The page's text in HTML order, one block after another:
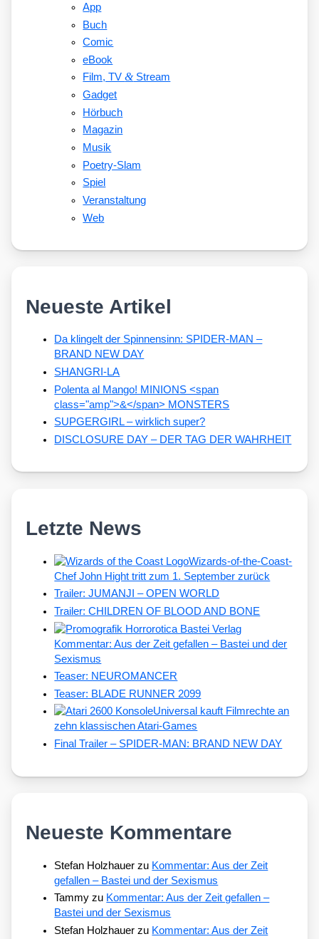
App
Buch
Comic
eBook
Film, TV&Stream
Gadget
Hörbuch
Magazin
Musik
Poetry-Slam
Spiel
Veranstaltung
Web
Neueste Artikel
Da klingelt der Spinnensinn: SPIDER-MAN –
BRAND NEW DAY
SHANGRI-LA
Polenta al Mango! MINIONS <span
class="amp">&</span> MONSTERS
SUPGERGIRL – wirklich super?
DISCLOSURE DAY – DER TAG DER WAHRHEIT
Letzte News
Wizards-of-the-Coast-
Chef John Hight tritt zum 1. September zurück
Trailer: JUMANJI – OPEN WORLD
Trailer: CHILDREN OF BLOOD AND BONE
Kommentar: Aus der Zeit gefallen – Bastei und der
Sexismus
Teaser: NEUROMANCER
Teaser: BLADE RUNNER 2099
Universal kauft Filmrechte an
zehn klassischen Atari-Games
Final Trailer – SPIDER-MAN: BRAND NEW DAY
Neueste Kommentare
Stefan Holzhauer zu Kommentar: Aus der Zeit
gefallen – Bastei und der Sexismus
Tammy zu Kommentar: Aus der Zeit gefallen –
Bastei und der Sexismus
Stefan Holzhauer zu Kommentar: Aus der Zeit